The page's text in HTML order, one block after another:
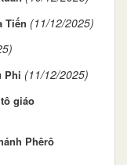
Tiến (11/12/2025)
Phi (11/12/2025)
giáo
Phêrô